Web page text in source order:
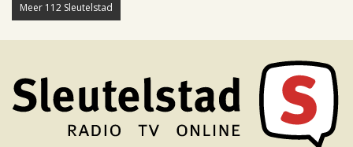
Meer 112 Sleutelstad